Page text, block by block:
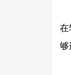
在
够